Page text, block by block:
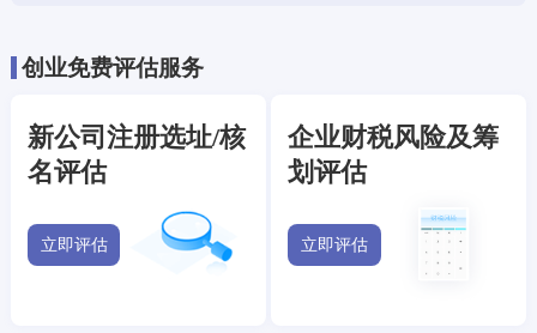
创业免费评估服务
新公司注册选址/核
名评估
立即评估
企业财税风险及筹
划评估
立即评估